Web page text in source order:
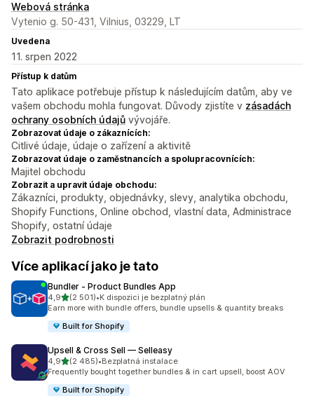
Webová stránka
Vytenio g. 50-431, Vilnius, 03229, LT
Uvedena
11. srpen 2022
Přístup k datům
Tato aplikace potřebuje přístup k následujícím datům, aby ve
vašem obchodu mohla fungovat. Důvody zjistíte v zásadách
ochrany osobních údajů vývojáře.
Zobrazovat údaje o zákaznících:
Citlivé údaje, údaje o zařízení a aktivitě
Zobrazovat údaje o zaměstnancích a spolupracovnících:
Majitel obchodu
Zobrazit a upravit údaje obchodu:
Zákazníci, produkty, objednávky, slevy, analytika obchodu,
Shopify Functions, Online obchod, vlastní data, Administrace
Shopify, ostatní údaje
Zobrazit podrobnosti
Více aplikací jako je tato
Bundler ‑ Product Bundles App
4,9z 5 hvězd
(2 501)
Celkový počet recenzí: 2501
•K dispozici je bezplatný plán
Earn more with bundle offers, bundle upsells & quantity breaks
Built for Shopify
Upsell & Cross Sell — Selleasy
4,9z 5 hvězd
(2 485)
Celkový počet recenzí: 2485
•Bezplatná instalace
Frequently bought together bundles & in cart upsell, boost AOV
Built for Shopify